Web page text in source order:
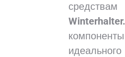
Winterhalter.